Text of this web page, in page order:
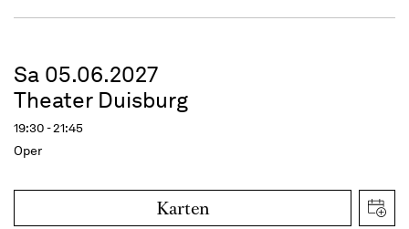
Sa 05.06.2027
Theater Duisburg
19:30 - 21:45
Oper
Karten